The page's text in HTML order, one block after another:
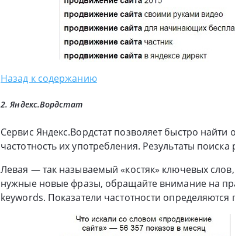
Назад к содержанию
2. Яндекс.Вордстат
Сервис Яндекс.Вордстат позволяет быстро
частотность их употребления. Результаты
Левая — так называемый «костяк» ключевых
нужные новые фразы, обращайте внимание на
keywords. Показатели частотности